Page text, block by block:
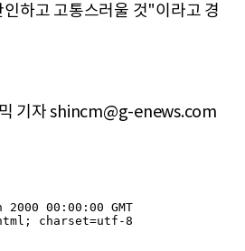
하고 고통스러울 것"이라고 경
기자 shincm@g-enews.com